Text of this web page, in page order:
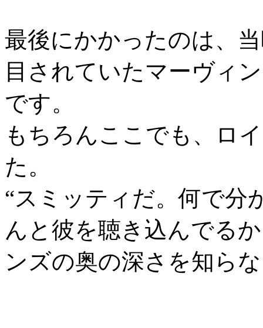
最後にかかったのは、
目されていたマーヴィ
です。
もちろんここでも、ロ
た。
“スミッティだ。何で分
んと彼を聴き込んでる
ンズの奥の深さを知ら